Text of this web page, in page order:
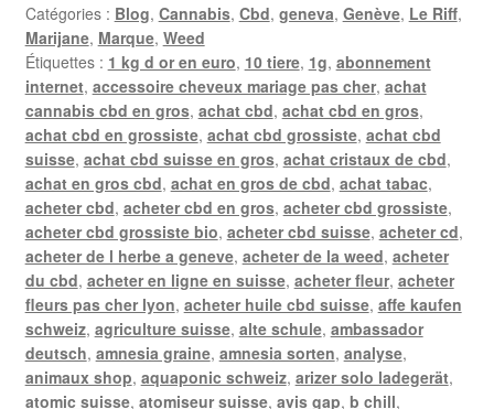
Catégories : Blog, Cannabis, Cbd, geneva, Genève, Le Riff,
Marijane, Marque, Weed
Étiquettes : 1 kg d or en euro, 10 tiere, 1g, abonnement
internet, accessoire cheveux mariage pas cher, achat
cannabis cbd en gros, achat cbd, achat cbd en gros,
achat cbd en grossiste, achat cbd grossiste, achat cbd
suisse, achat cbd suisse en gros, achat cristaux de cbd,
achat en gros cbd, achat en gros de cbd, achat tabac,
acheter cbd, acheter cbd en gros, acheter cbd grossiste,
acheter cbd grossiste bio, acheter cbd suisse, acheter cd,
acheter de l herbe a geneve, acheter de la weed, acheter
du cbd, acheter en ligne en suisse, acheter fleur, acheter
fleurs pas cher lyon, acheter huile cbd suisse, affe kaufen
schweiz, agriculture suisse, alte schule, ambassador
deutsch, amnesia graine, amnesia sorten, analyse,
animaux shop, aquaponic schweiz, arizer solo ladegerät,
atomic suisse, atomiseur suisse, avis gap, b chill,